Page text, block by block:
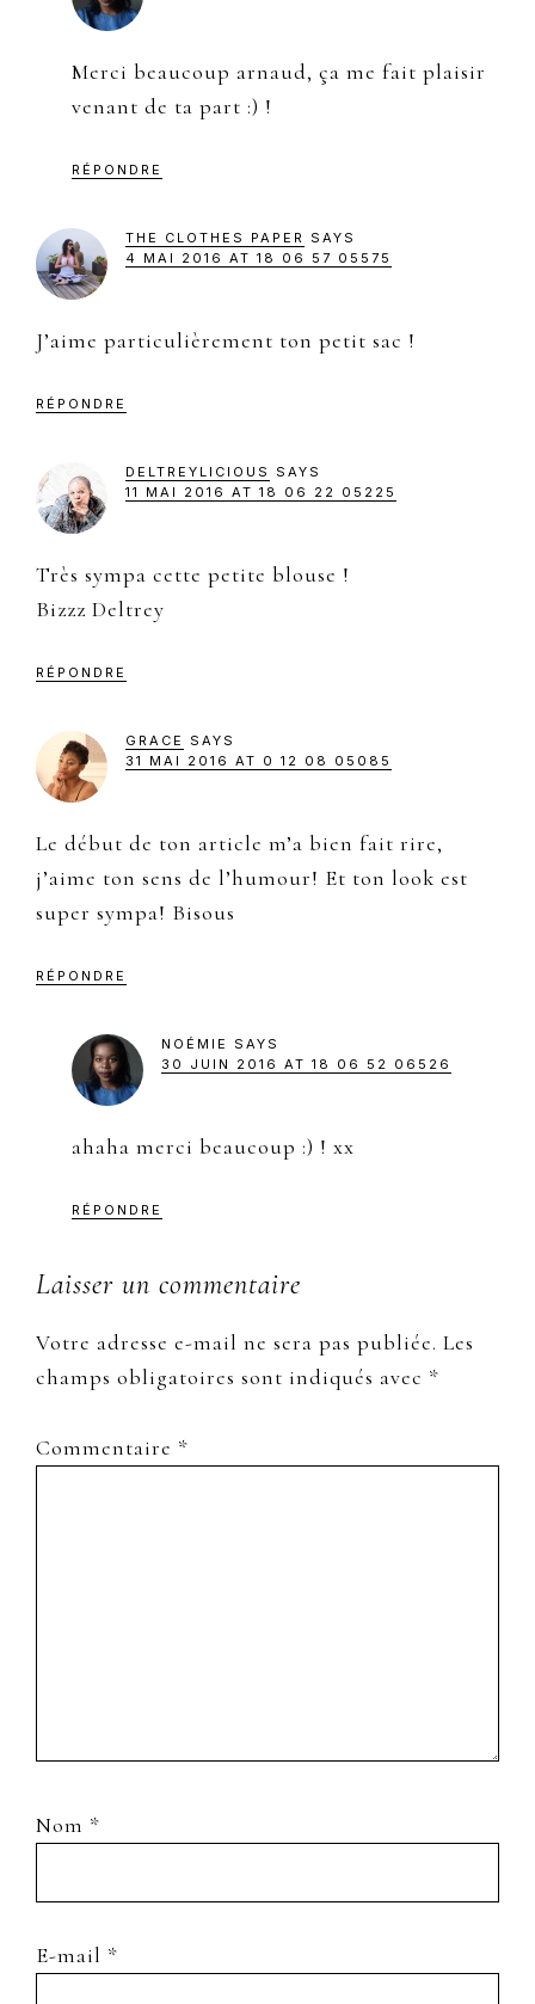
Merci beaucoup arnaud, ça me fait plaisir
venant de ta part :) !
RÉPONDRE
THE CLOTHES PAPER
SAYS
4 MAI 2016 AT 18 06 57 05575
J’aime particulièrement ton petit sac !
RÉPONDRE
DELTREYLICIOUS
SAYS
11 MAI 2016 AT 18 06 22 05225
Très sympa cette petite blouse !
Bizzz Deltrey
RÉPONDRE
GRACE
SAYS
31 MAI 2016 AT 0 12 08 05085
Le début de ton article m’a bien fait rire,
j’aime ton sens de l’humour! Et ton look est
super sympa! Bisous
RÉPONDRE
NOÉMIE
SAYS
30 JUIN 2016 AT 18 06 52 06526
ahaha merci beaucoup :) ! xx
RÉPONDRE
Laisser un commentaire
Votre adresse e-mail ne sera pas publiée. Les
champs obligatoires sont indiqués avec *
Commentaire *
Nom *
E-mail *